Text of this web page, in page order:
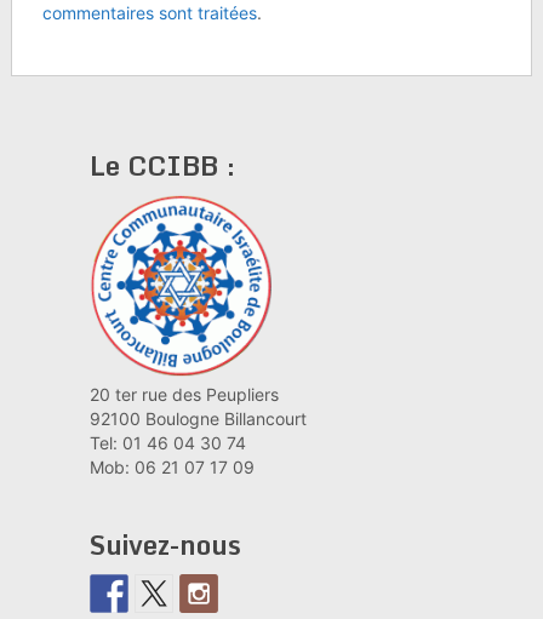
commentaires sont traitées.
Le CCIBB :
20 ter rue des Peupliers
92100 Boulogne Billancourt
Tel: 01 46 04 30 74
Mob: 06 21 07 17 09
Suivez-nous